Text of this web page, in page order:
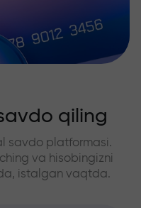
qiling
savdo platformasi.
va hisobingizni
istalgan vaqtda.